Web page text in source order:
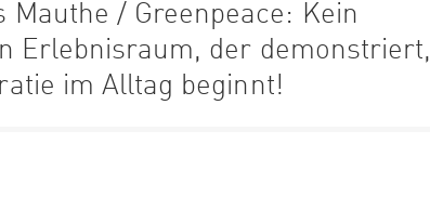
Mauthe / Greenpeace: Kein
Erlebnisraum, der demonstriert,
im Alltag beginnt!